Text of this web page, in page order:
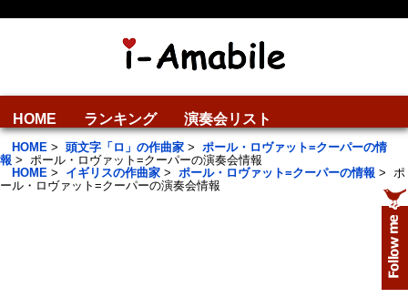
HOME ランキング 演奏会リスト
HOME > 頭文字「ロ」の作曲家 > ポール・ロヴァット=クーパーの情
報 > ポール・ロヴァット=クーパーの演奏会情報
HOME > イギリスの作曲家 > ポール・ロヴァット=クーパーの情報 > ポ
ール・ロヴァット=クーパーの演奏会情報